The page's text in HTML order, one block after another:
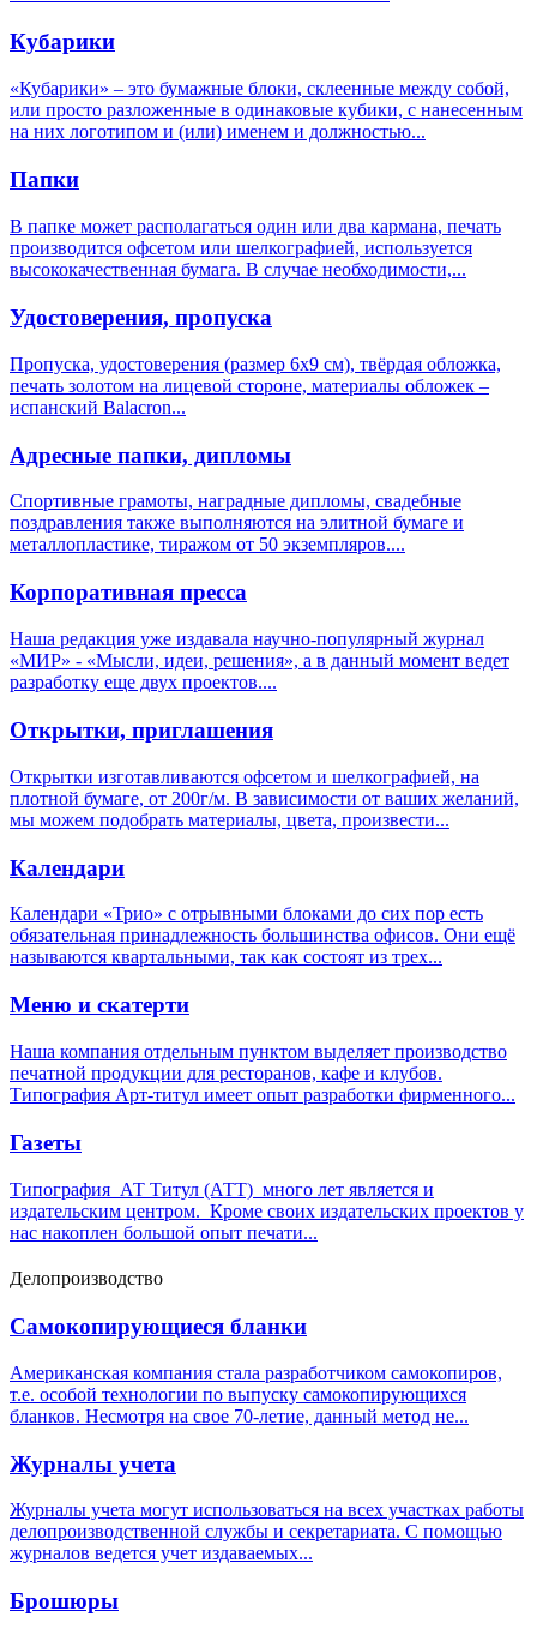
Кубарики
«Кубарики» – это бумажные блоки, склеенные между собой,
или просто разложенные в одинаковые кубики, с нанесенным
на них логотипом и (или) именем и должностью...
Папки
В папке может располагаться один или два кармана, печать
производится офсетом или шелкографией, используется
высококачественная бумага. В случае необходимости,...
Удостоверения, пропуска
Пропуска, удостоверения (размер 6х9 см), твёрдая обложка,
печать золотом на лицевой стороне, материалы обложек –
испанский Balacron...
Адресные папки, дипломы
Спортивные грамоты, наградные дипломы, свадебные
поздравления также выполняются на элитной бумаге и
металлопластике, тиражом от 50 экземпляров....
Корпоративная пресса
Наша редакция уже издавала научно-популярный журнал
«МИР» - «Мысли, идеи, решения», а в данный момент ведет
разработку еще двух проектов....
Открытки, приглашения
Открытки изготавливаются офсетом и шелкографией, на
плотной бумаге, от 200г/м. В зависимости от ваших желаний,
мы можем подобрать материалы, цвета, произвести...
Календари
Календари «Трио» с отрывными блоками до сих пор есть
обязательная принадлежность большинства офисов. Они ещё
называются квартальными, так как состоят из трех...
Меню и скатерти
Наша компания отдельным пунктом выделяет производство
печатной продукции для ресторанов, кафе и клубов.
Типография Арт-титул имеет опыт разработки фирменного...
Газеты
Типография АТ Титул (АТТ) много лет является и
издательским центром. Кроме своих издательских проектов у
нас накоплен большой опыт печати...
Делопроизводство
Самокопирующиеся бланки
Американская компания стала разработчиком самокопиров,
т.е. особой технологии по выпуску самокопирующихся
бланков. Несмотря на свое 70-летие, данный метод не...
Журналы учета
Журналы учета могут использоваться на всех участках работы
делопроизводственной службы и секретариата. С помощью
журналов ведется учет издаваемых...
Брошюры